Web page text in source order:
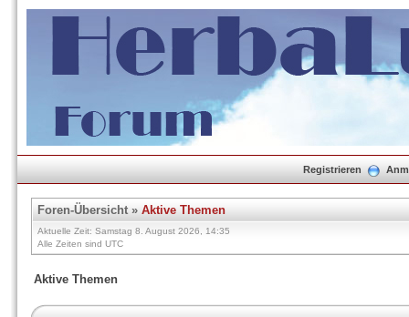
Registrieren
Foren-Übersicht» Aktive Themen
Aktuelle Zeit: Samstag 8. August 2026, 14:35
Alle Zeiten sind UTC
Aktive Themen